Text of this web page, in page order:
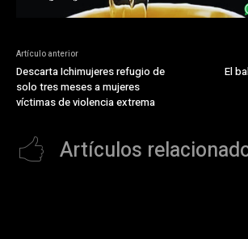
Artículo anterior
Descarta Ichimujeres refugio de
solo tres meses a mujeres
víctimas de violencia extrema
El
Artículos